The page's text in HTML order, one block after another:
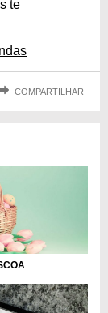
te
COMPARTILHAR